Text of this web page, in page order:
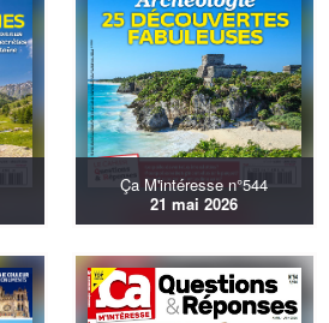
Ça M'intéresse n°544
21 mai 2026